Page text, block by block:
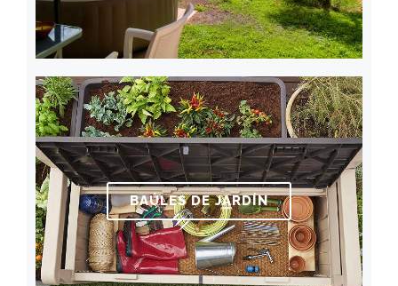
BAÚLES DE JARDÍN